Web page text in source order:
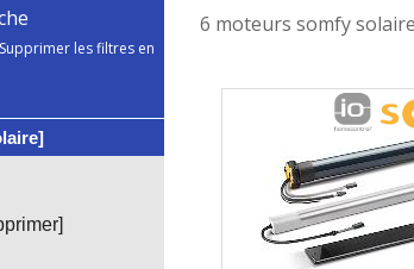
Supprimer les filtres en
]
6 moteurs somfy